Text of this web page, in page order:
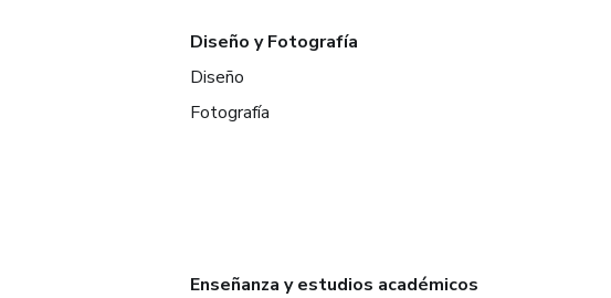
Diseño y Fotografía
Diseño
Fotografía
Enseñanza y estudios académicos